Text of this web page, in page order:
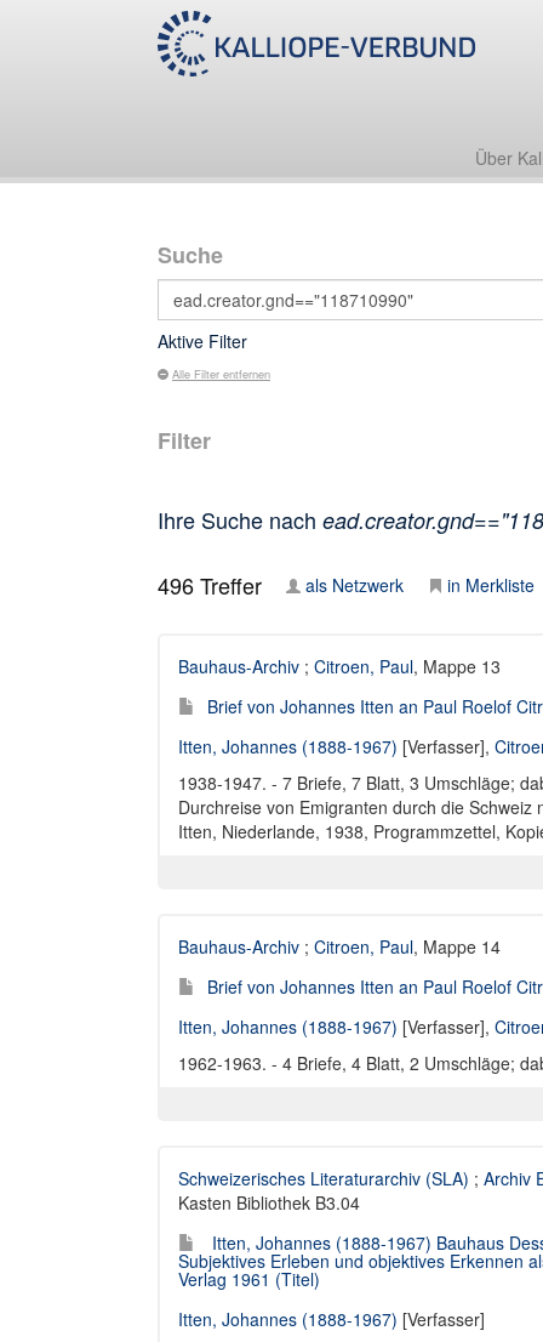
Über
Suche
Aktive Filter
Alle Filter entfernen
Filter
Ihre Suche nach
496Treffer als Netzwerk in Merkliste
Bauhaus-Archiv ; Citroen, Paul, Mappe 13
Brief von Johannes Itten an Paul Roelof
Itten, Johannes (1888-1967) [Verfasser],
1938-1947. - 7 Briefe, 7 Blatt, 3 Umschläge;
Durchreise von Emigranten durch die
Itten, Niederlande, 1938, Programmzettel,
Bauhaus-Archiv ; Citroen, Paul, Mappe 14
Brief von Johannes Itten an Paul Roelof
Itten, Johannes (1888-1967) [Verfasser],
1962-1963. - 4 Briefe, 4 Blatt, 2 Umschläge;
Schweizerisches Literaturarchiv (SLA) ; Archiv
Kasten Bibliothek B3.04
Itten, Johannes (1888-1967) Bauhaus
Subjektives Erleben und objektives Erkennen
Verlag 1961 (Titel)
Itten, Johannes (1888-1967) [Verfasser]